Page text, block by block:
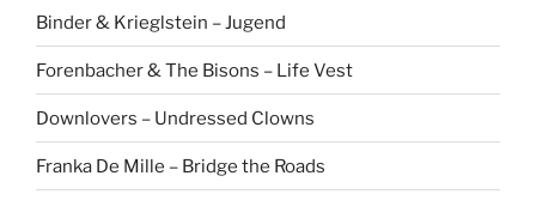
Binder & Krieglstein – Jugend
Forenbacher & The Bisons – Life Vest
Downlovers – Undressed Clowns
Franka De Mille – Bridge the Roads